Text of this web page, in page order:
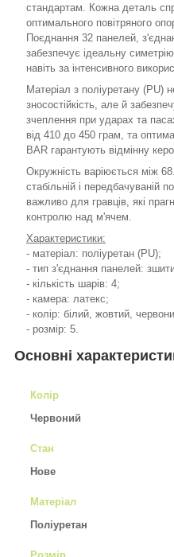
стандартам. Кожна деталь
оптимального повітряного
Поєднання 32 панелей,
забезпечує ідеальну
навіть за інтенсивного
Матеріал з поліуретану (PU)
зносостійкість, але й
зчеплення при ударах та
від 410 до 450 грам, та
BAR гарантують відмінну
Окружність варіюється між
стабільній і передбачуваній
важливо для гравців, які
контролю над м'ячем.
Характеристики:
- матеріал: поліуретан (PU);
- тип з'єднання панелей:
- кількість шарів: 4;
- камера: латекс;
- колір: білий, жовтий,
- розмір: 5.
Основні
Колір
Червоний
Стан
Нове
Матеріал
Поліуретан